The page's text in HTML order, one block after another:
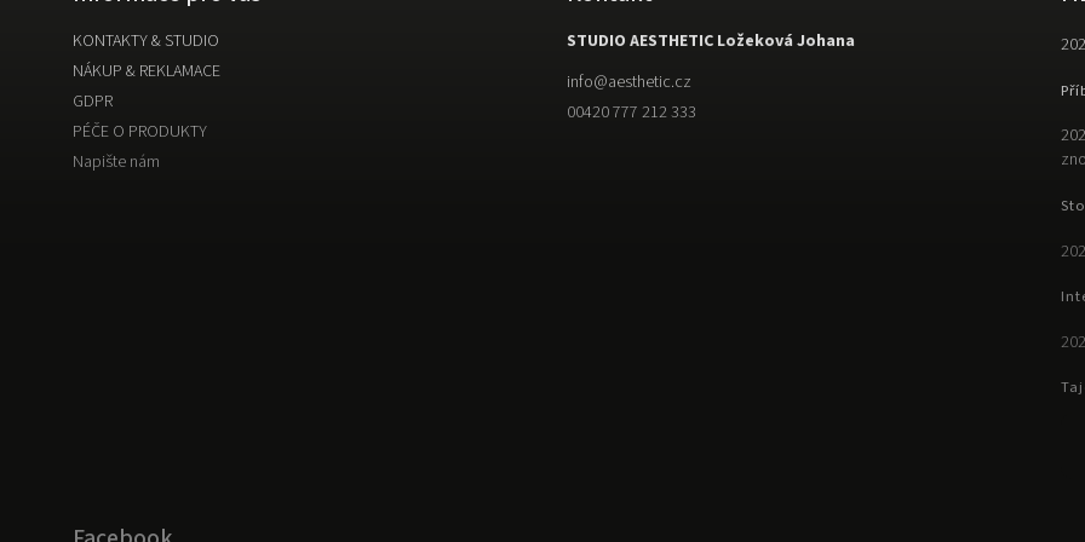
KONTAKTY & STUDIO
NÁKUP & REKLAMACE
GDPR
PÉČE O PRODUKTY
Napište nám
STUDIO AESTHETIC Ložeková Johana
info@aesthetic.cz
00420 777 212 333